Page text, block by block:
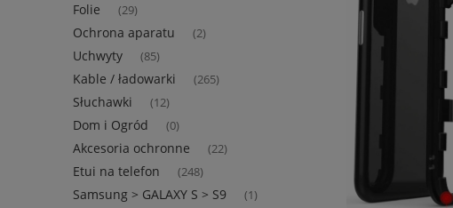
Folie (29)
Ochrona aparatu (2)
Uchwyty (85)
Kable / ładowarki (265)
Słuchawki (12)
Dom i Ogród (0)
Akcesoria ochronne (22)
Etui na telefon (248)
Samsung > GALAXY S > S9 (1)